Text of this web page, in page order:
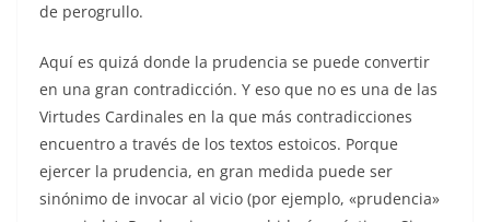
de perogrullo.
Aquí es quizá donde la prudencia se puede convertir
en una gran contradicción. Y eso que no es una de las
Virtudes Cardinales en la que más contradicciones
encuentro a través de los textos estoicos. Porque
ejercer la prudencia, en gran medida puede ser
sinónimo de invocar al vicio (por ejemplo, «prudencia»